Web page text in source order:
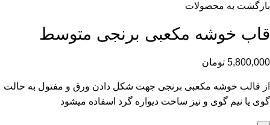
بازگشت به محصولات
قاب خوشه مکعبی برنجی متوسط
5,800,000 تومان
از قالب خوشه مکعبی برنجی جهت شکل دادن ورق و مفتول به حالت
گوی یا نیم گوی و نیز ساخت دیواره گرد اسفاده میشود